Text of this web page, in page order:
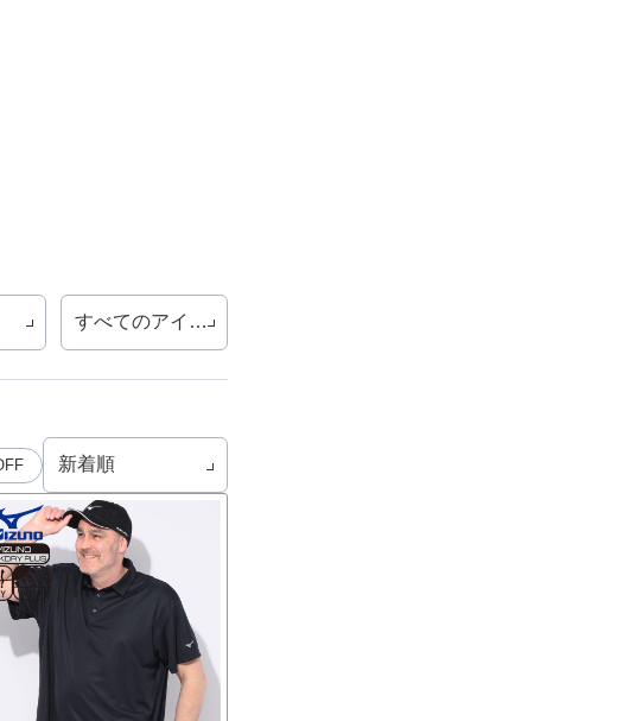
すべてのアイテム